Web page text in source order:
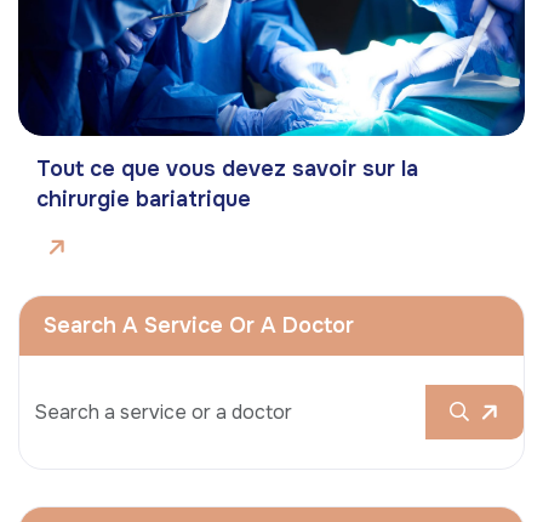
Tout ce que vous devez savoir sur la
chirurgie bariatrique
Search A Service Or A Doctor